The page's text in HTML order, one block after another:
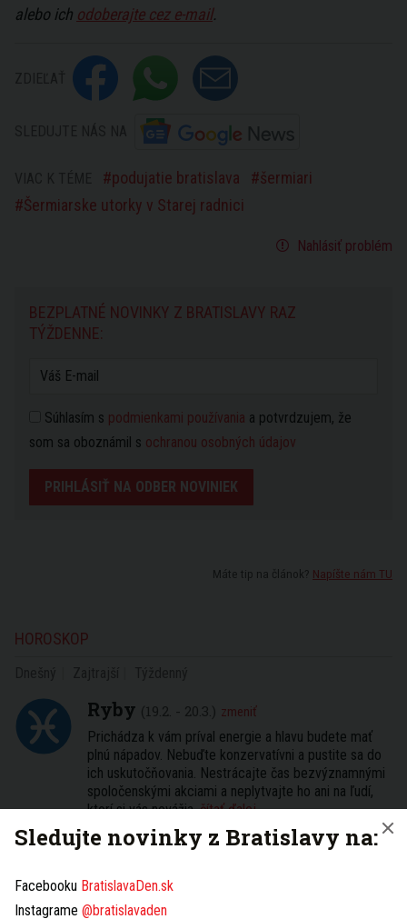
alebo ich odoberajte cez e-mail.
podujatie bratislava
šermiari
Šermiarske utorky v Starej radnici
Nahlásiť problém
BEZPLATNÉ NOVINKY Z BRATISLAVY RAZ
TÝŽDENNE:
Súhlasím s podmienkami používania a potvrdzujem, že
som sa oboznámil s ochranou osobných údajov
PRIHLÁSIŤ NA ODBER NOVINIEK
Máte tip na článok? Napíšte nám TU
HOROSKOP
Ryby (19.2. - 20.3.) zmeniť
Prichádza k vám príval energie a hlavu budete mať
plnú nápadov. Nebuďte konzervatívni a pustite sa do
ich uskutočňovania. Nestrácajte čas bezvýznamnými
spoločenskými akciami a neplytvajte ho ani na ľudí,
ktorí si vás nevážia.čítať ďalej...
Víkendový program zadarmo: Bratislava ožije
Sledujte novinky z Bratislavy na:
Facebooku BratislavaDen.sk
Instagrame @bratislavaden